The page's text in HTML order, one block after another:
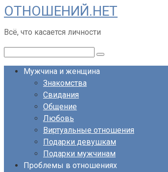
Перейти
к
контенту
ОТНОШЕНИЙ.НЕТ
Всё, что касается личности
Мужчина и женщина
Знакомства
Свидания
Общение
Любовь
Виртуальные отношения
Подарки девушкам
Подарки мужчинам
Проблемы в отношениях